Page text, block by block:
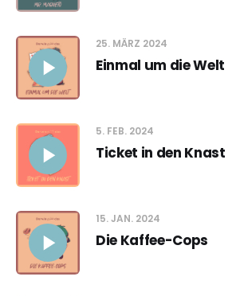
25. MÄRZ 2024
Einmal um die Welt
5. FEB. 2024
Ticket in den Knast
15. JAN. 2024
Die Kaffee-Cops